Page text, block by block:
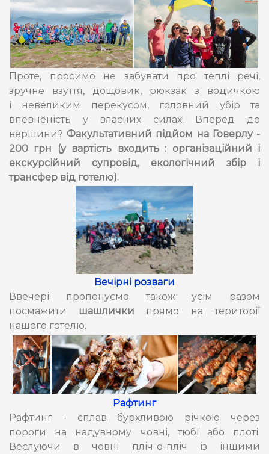
Проте, просимо не забувати про теплі речі,
зручне взуття, дощовик, рюкзак з водичкою
і невеликим перекусом, головний убір та
впевненість у власних силах! Вперед до
вершини? Факультативний підйом на Говерлу -
200 грн (у вартість входить : організаційний і
екскурсійний супровід, екологічний збір і
трансфер від готелю).
Вечірні розваги
Ввечері пропонуємо також усім разом
посмажити
шашлички
прямо на території
нашого готелю.
Рафтинг
Рафтинг - сплав бурхливою річкою через
пороги на надувному човні, тюбі або плоті.
Веслуючи в човні пліч-о-пліч із іншими